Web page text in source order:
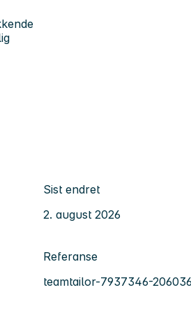
Sist endret
2. august 2026
Referanse
teamtailor-7937346-